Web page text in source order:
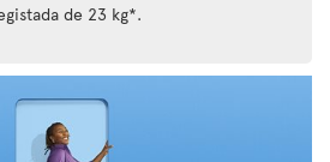
de 23 kg*.